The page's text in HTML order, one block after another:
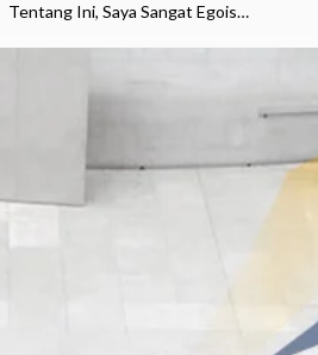
Tentang Ini, Saya Sangat Egois…